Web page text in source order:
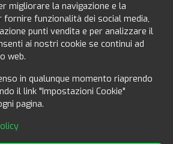
anche su facebook
generiche:
migliorare la navigazione e la
fornire funzionalità dei social media,
punti vendita e per analizzare il
ai nostri cookie se continui ad
web.
in qualunque momento riaprendo
il link "Impostazioni Cookie"
pagina.